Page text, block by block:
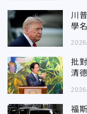
川
學
批
清
福